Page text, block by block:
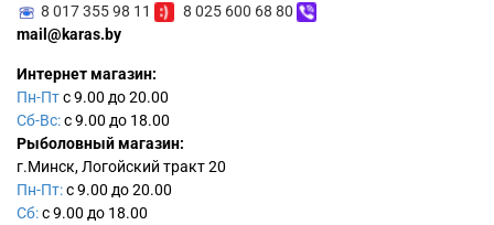
8 017 355 98 11
8 025 600 68 80
mail@karas.by
Интернет магазин:
Пн-Птс 9.00 до 20.00
Сб-Вс:с 9.00 до 18.00
Рыболовный магазин:
г.Минск, Логойский тракт 20
Пн-Пт:с 9.00 до 20.00
Сб:с 9.00 до 18.00